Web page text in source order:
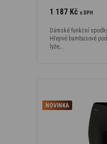
Bamboo Heavy(13)
Bamboo Thermo(34)
(68)
1 187 Kč s DPH
Dámské funkční
Hřejivé bambusové
lyže,…
NOVINKA